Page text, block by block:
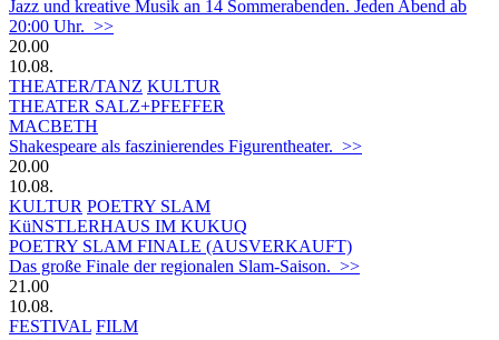
Jazz und kreative Musik an 14 Sommerabenden. Jeden Abend ab
20:00 Uhr. >>
20.00
10.08.
THEATER/TANZ KULTUR
THEATER SALZ+PFEFFER
MACBETH
Shakespeare als faszinierendes Figurentheater. >>
20.00
10.08.
KULTUR POETRY SLAM
KüNSTLERHAUS IM KUKUQ
POETRY SLAM FINALE (AUSVERKAUFT)
Das große Finale der regionalen Slam-Saison. >>
21.00
10.08.
FESTIVAL FILM